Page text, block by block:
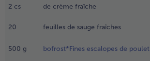
2 cs de crème fraîche
20 feuilles de sauge fraîches
500 g bofrost*Fines escalopes de poulet
soient
concentré
revenir